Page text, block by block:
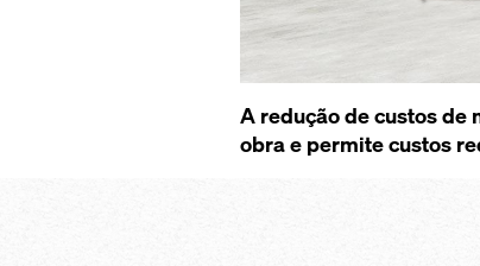
A redução de custos
obra e permite custos